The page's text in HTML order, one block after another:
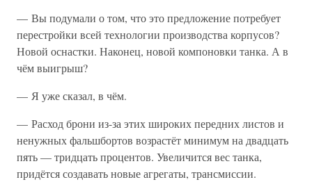
— Вы подумали о том, что это предложение потребует
перестройки всей технологии производства корпусов?
Новой оснастки. Наконец, новой компоновки танка. А в
чём выигрыш?
— Я уже сказал, в чём.
— Расход брони из-за этих широких передних листов и
ненужных фальшбортов возрастёт минимум на двадцать
пять — тридцать процентов. Увеличится вес танка,
придётся создавать новые агрегаты, трансмиссии.